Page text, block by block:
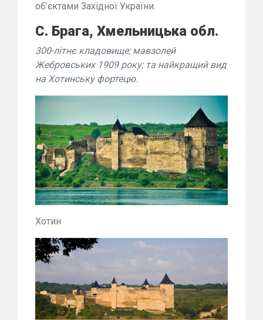
об’єктами Західної України.
С. Брага, Хмельницька обл.
300-літнє кладовище; мавзолей
Жебровських 1909 року; та найкращий вид
на Хотинську фортецю.
Хотин